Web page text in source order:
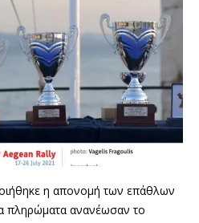
η απονομή των επάθλων
πληρώματα ανανέωσαν το